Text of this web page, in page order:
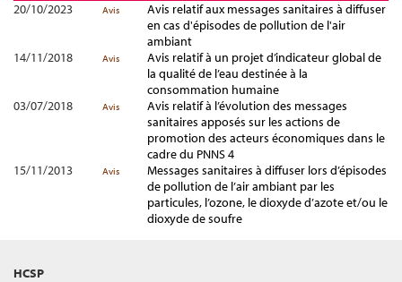
20/10/2023
Avis
Avis relatif aux messages sanitaires à diffuser
en cas d'épisodes de pollution de l'air
ambiant
14/11/2018
Avis
Avis relatif à un projet d’indicateur global de
la qualité de l’eau destinée à la
consommation humaine
03/07/2018
Avis
Avis relatif à l’évolution des messages
sanitaires apposés sur les actions de
promotion des acteurs économiques dans le
cadre du PNNS 4
15/11/2013
Avis
Messages sanitaires à diffuser lors d’épisodes
de pollution de l’air ambiant par les
particules, l’ozone, le dioxyde d’azote et/ou le
dioxyde de soufre
HCSP